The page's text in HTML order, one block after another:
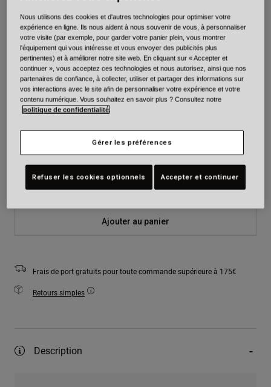
Couleur -Blanc/Rouge
sélectionné
Taille Tableau des tailles
XS S M L XL 2XL
3XL
Ajouter au panier
Frais de port gratuits pour toute commande supérieure à 175€
Retours simples
Description
Nous utilisons des cookies et d'autres technologies pour optimiser votre
expérience en ligne. Ils nous aident à nous souvenir de vous, à personnaliser
votre visite (par exemple, pour garder votre panier plein, vous montrer
l'équipement qui vous intéresse et vous envoyer des publicités plus
pertinentes) et à améliorer notre site web. En cliquant sur « Accepter et
continuer », vous acceptez ces technologies et nous autorisez, ainsi que nos
partenaires de confiance, à collecter, utiliser et partager des informations sur
vos interactions avec le site afin de personnaliser votre expérience et votre
contenu numérique. Vous souhaitez en savoir plus ? Consultez notre
politique de confidentialité
Gérer les préférences
Refuser les cookies optionnels Accepter et continuer